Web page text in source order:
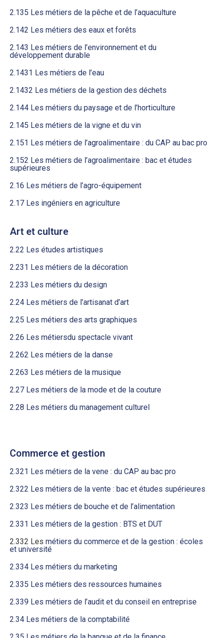
2.135 Les métiers de la pêche et de l’aquaculture
2.142 Les métiers des eaux et forêts
2.143 Les métiers de l’environnement et du
développement durable
2.1431 Les métiers de l’eau
2.1432 Les métiers de la gestion des déchets
2.144 Les métiers du paysage et de l’horticulture
2.145 Les métiers de la vigne et du vin
2.151 Les métiers de l’agroalimentaire : du CAP au bac pro
2.152 Les métiers de l’agroalimentaire : bac et études
supérieures
2.16 Les métiers de l’agro-équipement
2.17 Les ingéniers en agriculture
Art et culture
2.22 Les études artistiques
2.231 Les métiers de la décoration
2.233 Les métiers du design
2.24 Les métiers de l’artisanat d’art
2.25 Les métiers des arts graphiques
2.26 Les métiersdu spectacle vivant
2.262 Les métiers de la danse
2.263 Les métiers de la musique
2.27 Les métiers de la mode et de la couture
2.28 Les métiers du management culturel
Commerce et gestion
2.321 Les métiers de la vene : du CAP au bac pro
2.322 Les métiers de la vente : bac et études supérieures
2.323 Les métiers de bouche et de l’alimentation
2.331 Les métiers de la gestion : BTS et DUT
2.332 Les métiers du commerce et de la gestion : écoles
et université
2.334 Les métiers du marketing
2.335 Les métiers des ressources humaines
2.339 Les métiers de l’audit et du conseil en entreprise
2.34 Les métiers de la comptabilité